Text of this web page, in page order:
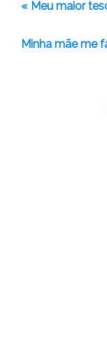
« Meu maior
Minha mãe me